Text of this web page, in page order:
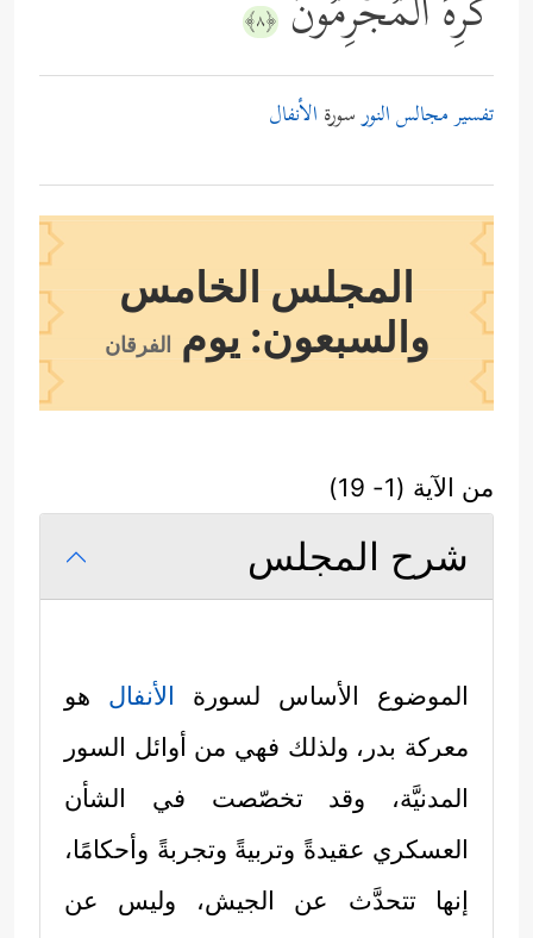
كَرِهَ ٱلۡمُجۡرِمُونَ ﴿٨﴾
تفسير مجالس النورسورة الأنفال
المجلس الخامس
والسبعون: يوم
الفرقان
من الآية (1- 19)
شرح المجلس
الموضوع الأساس لسورة الأنفال هو
معركة بدر، ولذلك فهي من أوائل السور
المدنيَّة، وقد تخصّصت في الشأن
العسكري عقيدةً وتربيةً وتجربةً وأحكامًا،
إنها تتحدَّث عن الجيش، وليس عن